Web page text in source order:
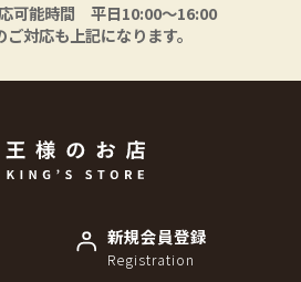
可能時間 平日10:00〜16:00
対応も上記になります。
新規会員登録
Registration